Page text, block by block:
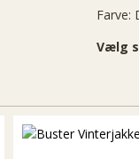
Farve:
Vælg